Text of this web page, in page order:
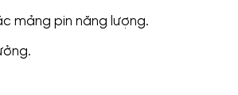
mảng pin năng lượng.